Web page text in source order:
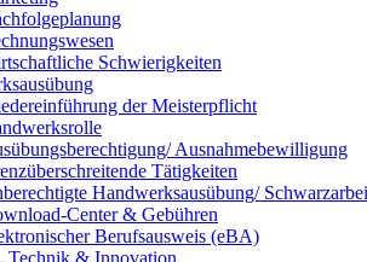
Schwierigkeiten
der Meisterpflicht
Ausnahmebewilligung
Tätigkeiten
Handwerksausübung/
Center & Gebühren
Berufsausweis (eBA)
Technik & Innovation